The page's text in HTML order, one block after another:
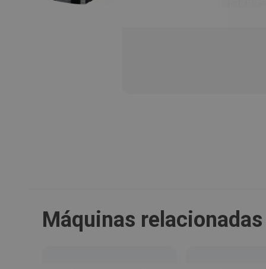
Máquinas relacionadas